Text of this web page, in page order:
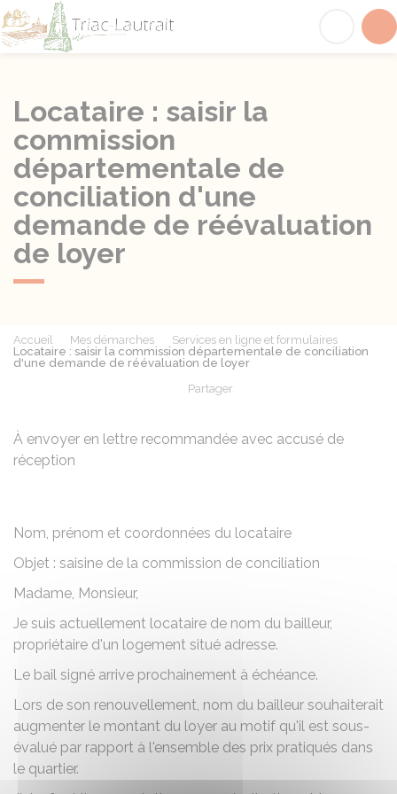
Locataire : saisir la
commission
départementale de
conciliation d'une
demande de réévaluation
de loyer
Accueil Mes démarches
Services en ligne et formulaires
Locataire : saisir la commission départementale de conciliation
d'une demande de réévaluation de loyer
Partager
À envoyer en lettre recommandée avec accusé de
réception
Nom, prénom et coordonnées du locataire
Objet : saisine de la commission de conciliation
Madame, Monsieur,
Je suis actuellement locataire de nom du bailleur,
propriétaire d'un logement situé adresse.
Le bail signé arrive prochainement à échéance.
Lors de son renouvellement, nom du bailleur souhaiterait
augmenter le montant du loyer au motif qu'il est sous-
évalué par rapport à l'ensemble des prix pratiqués dans
le quartier.